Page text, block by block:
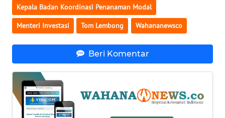
Kepala Badan Koordinasi Penanaman Modal
Menteri Investasi Tom Lembong Wahananewsco
Beri Komentar
WN
NTB
WN
SULBAR